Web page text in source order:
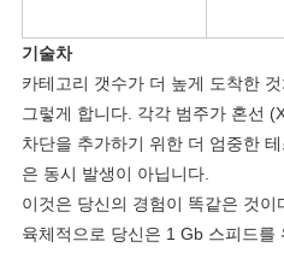
책
기술차
카테고리 갯수가 더 높게 도착한
그렇게 합니다. 각각 범주가 혼선
차단을 추가하기 위한 더 엄중한
은 동시 발생이 아닙니다.
이것은 당신의 경험이 똑같은 것
육체적으로 당신은 1 Gb 스피드